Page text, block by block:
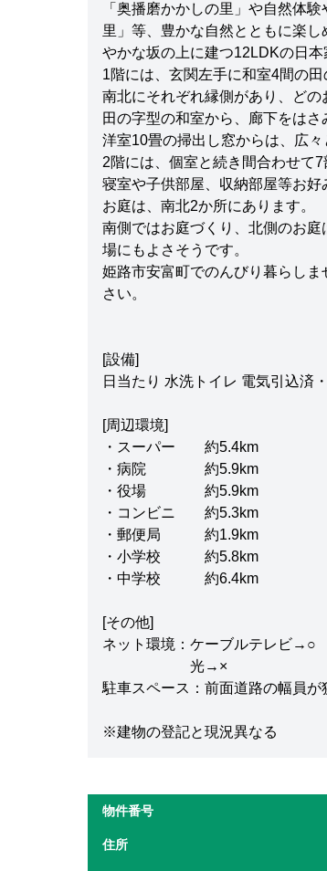
「奥播磨かかしの里」や自然体
里」等、豊かな自然とともに楽
やかな坂の上に建つ12LDKの日本
1階には、玄関左手に和室4間の田
南北にそれぞれ縁側があり、どの
田の字型の和室から、廊下をは
洋室10畳の掃出し窓からは、広
2階には、個室と続き間合わせて7
寝室や子供部屋、収納部屋等お好
お庭は、南北2か所にあります。
南側ではお庭づくり、北側のお
場にもよさそうです。
姫路市安富町でのんびり暮らし
さい。
[設備]
日当たり 水洗トイレ 電気引込済
[周辺環境]
・スーパー 約5.4km
・病院 約5.9km
・役場 約5.9km
・コンビニ 約5.3km
・郵便局 約1.9km
・小学校 約5.8km
・中学校 約6.4km
[その他]
ネット環境：ケーブルテレビ→○
光→×
駐車スペース：前面道路の幅員
※建物の登記と現況異なる
物件番号
住所